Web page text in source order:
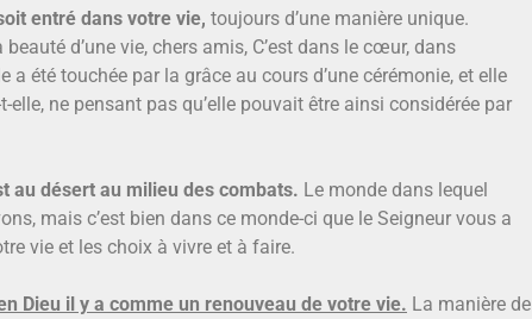
entré dans votre vie, toujours d’une manière unique.
d’une vie, chers amis, C’est dans le cœur, dans
a été touchée par la grâce au cours d’une cérémonie, et elle
ne pensant pas qu’elle pouvait être ainsi considérée par
au désert au milieu des combats. Le monde dans lequel
mais c’est bien dans ce monde-ci que le Seigneur vous a
vie et les choix à vivre et à faire.
Dieu il y a comme un renouveau de votre vie. La manière de